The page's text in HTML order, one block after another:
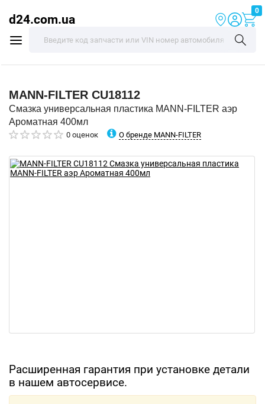
d24.com.ua
0
MANN-FILTER CU18112
Смазка универсальная пластика MANN-FILTER аэр
Ароматная 400мл
0 оценок О бренде MANN-FILTER
Расширенная гарантия при установке детали
в нашем автосервисе.